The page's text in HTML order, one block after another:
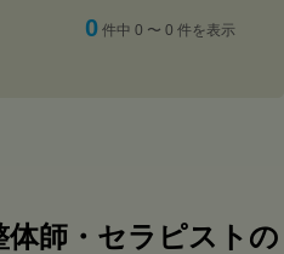
0 件中 0 〜 0 件を表示
体師・セラピストの